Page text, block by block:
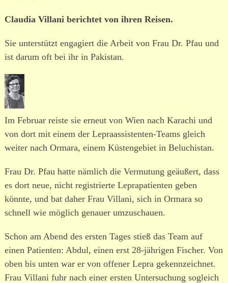
Claudia Villani berichtet von ihren Reisen.
Sie unter­stützt enga­giert die Arbeit von Frau Dr. Pfau und
ist darum oft bei ihr in Pakistan.
Im Februar reiste sie erneut von Wien nach Karachi und
von dort mit einem der Lepraassistenten-Teams gleich
weiter nach Ormara, einem Küstengebiet in Beluchistan.
Frau Dr. Pfau hatte nämlich die Vermutung geäußert, dass
es dort neue, nicht regis­trierte Leprapatienten geben
könnte, und bat daher Frau Villani, sich in Ormara so
schnell wie möglich genauer umzu­schauen.
Schon am Abend des ersten Tages stieß das Team auf
einen Patienten: Abdul, einen erst 28-jährigen Fischer. Von
oben bis unten war er von offener Lepra gekenn­zeichnet.
Frau Villani fuhr nach einer ersten Untersuchung sogleich